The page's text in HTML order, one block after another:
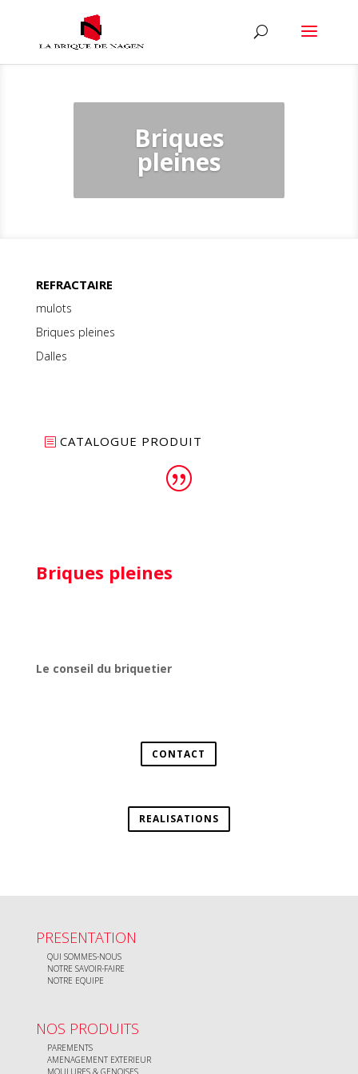
Briques
pleines
REFRACTAIRE
mulots
Briques pleines
Dalles
CATALOGUE PRODUIT
Briques pleines
Le conseil du briquetier
CONTACT
REALISATIONS
PRESENTATION
QUI SOMMES-NOUS
NOTRE SAVOIR-FAIRE
NOTRE EQUIPE
NOS PRODUITS
PAREMENTS
AMENAGEMENT EXTERIEUR
MOULURES & GENOISES